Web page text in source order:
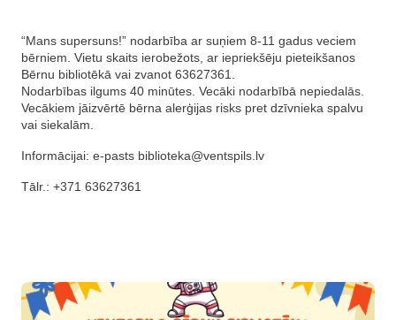
“Mans supersuns!” nodarbība ar suņiem 8-11 gadus veciem
bērniem. Vietu skaits ierobežots, ar iepriekšēju pieteikšanos
Bērnu bibliotēkā vai zvanot 63627361.
Nodarbības ilgums 40 minūtes. Vecāki nodarbībā nepiedalās.
Vecākiem jāizvērtē bērna alerģijas risks pret dzīvnieka spalvu
vai siekalām.
Informācijai: e-pasts biblioteka@ventspils.lv
Tālr.: +371 63627361